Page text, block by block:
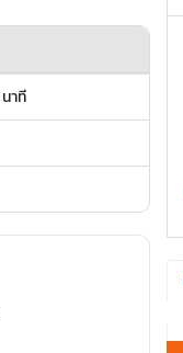
นาที